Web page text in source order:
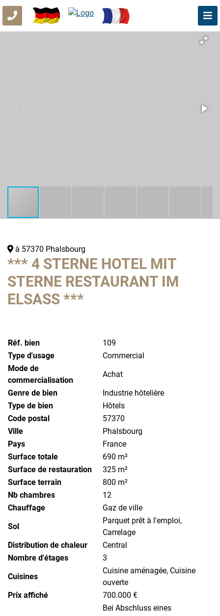
à 57370 Phalsbourg
*** 4 STERNE HOTEL MIT
STERNE RESTAURANT IM
ELSASS ***
Réf. bien
109
Type d'usage
Commercial
Mode de
commercialisation
Achat
Genre de bien
Industrie hôtelière
Type de bien
Hôtels
Code postal
57370
Ville
Phalsbourg
Pays
France
Surface totale
690 m²
Surface de restauration
325 m²
Surface terrain
800 m²
Nb chambres
12
Chauffage
Gaz de ville
Sol
Parquet prêt à l'emploi,
Carrelage
Distribution de chaleur
Central
Nombre d'étages
3
Cuisines
Cuisine aménagée, Cuisine
ouverte
Prix affiché
700.000 €
Bei Abschluss eines